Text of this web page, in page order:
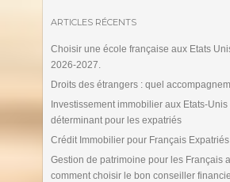
ARTICLES RÉCENTS
Choisir une école française aux Etats
2026-2027.
Droits des étrangers : quel
Investissement immobilier aux Etats-Unis
déterminant pour les expatriés
Crédit Immobilier pour Français Expatriés
Gestion de patrimoine pour les Français
comment choisir le bon conseiller